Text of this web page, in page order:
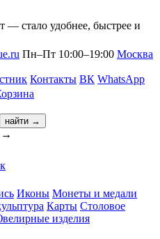
— стало удобнее, быстрее и
Пн–Пт 10:00–19:00 Москва
Контакты ВК WhatsApp
найти →
→
Иконы Монеты и медали
Карты Столовое
изделия